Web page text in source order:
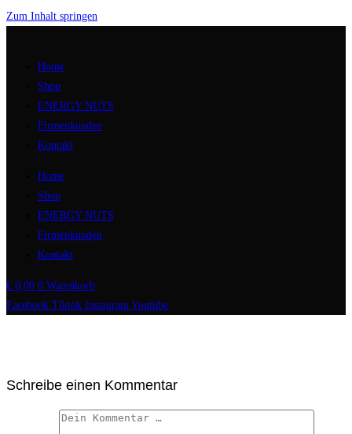
Zum Inhalt springen
Home
Shop
ENERGY NUTS
Firmenkunden
Kontakt
Home
Shop
ENERGY NUTS
Firmenkunden
Kontakt
€ 0,00 0 Warenkorb
Facebook Tiktok Instagram Youtube
Schreibe einen Kommentar